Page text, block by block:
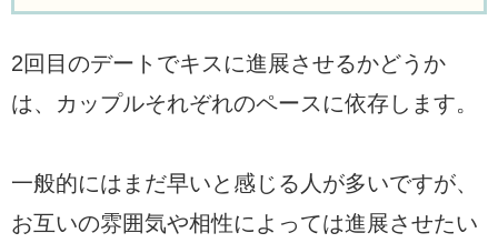
2回目のデートでキスに進展させるかどうか
は、カップルそれぞれのペースに依存します。
一般的にはまだ早いと感じる人が多いですが、
お互いの雰囲気や相性によっては進展させたい